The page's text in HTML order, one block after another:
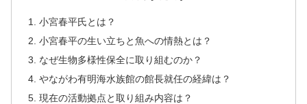
小宮春平氏とは？
小宮春平の生い立ちと魚への情熱とは？
なぜ生物多様性保全に取り組むのか？
やながわ有明海水族館の館長就任の経緯は？
現在の活動拠点と取り組み内容は？